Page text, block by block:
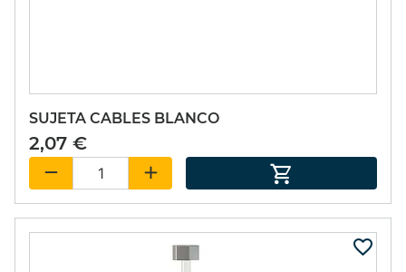
SUJETA CABLES BLANCO
2,07 €